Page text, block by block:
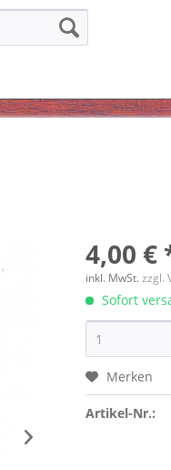
4,00 €
inkl. MwSt.zzgl.
Sofort
Merken
Artikel-Nr.: